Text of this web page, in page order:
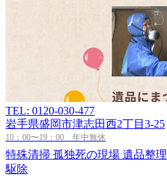
TEL: 0120-030-477
岩手県盛岡市津志田西2丁目3-25
10：00〜19：00 年中無休
特殊清掃 孤独死の現場 遺品整理
駆除